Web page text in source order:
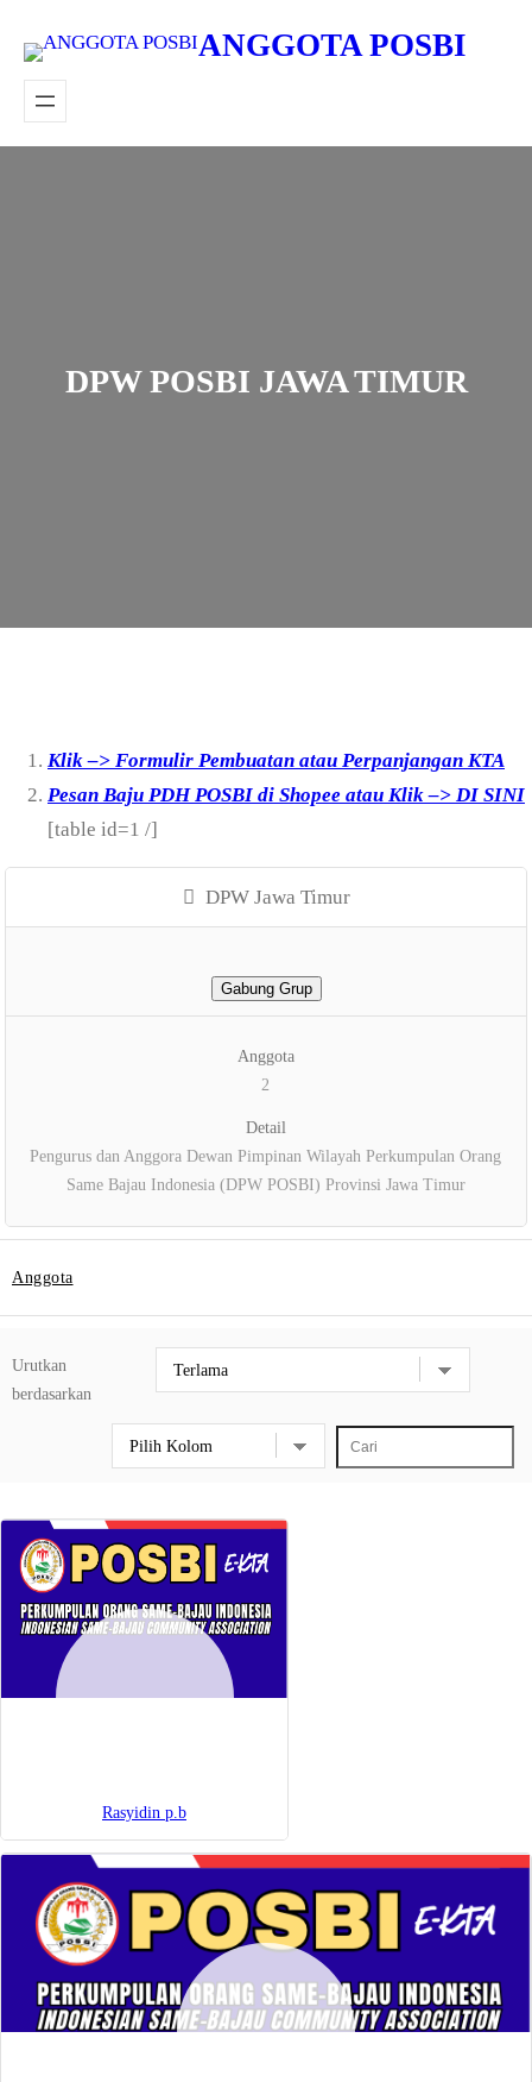
konten
ANGGOTA POSBI
DPW POSBI JAWA TIMUR
Klik –> Formulir Pembuatan atau Perpanjangan KTA
Pesan Baju PDH POSBI di Shopee atau Klik –> DI SINI
[table id=1 /]
DPW Jawa Timur
Gabung Grup
Anggota
2
Detail
Pengurus dan Anggora Dewan Pimpinan Wilayah Perkumpulan Orang
Same Bajau Indonesia (DPW POSBI) Provinsi Jawa Timur
Anggota
Urutkan
berdasarkan
Rasyidin p.b